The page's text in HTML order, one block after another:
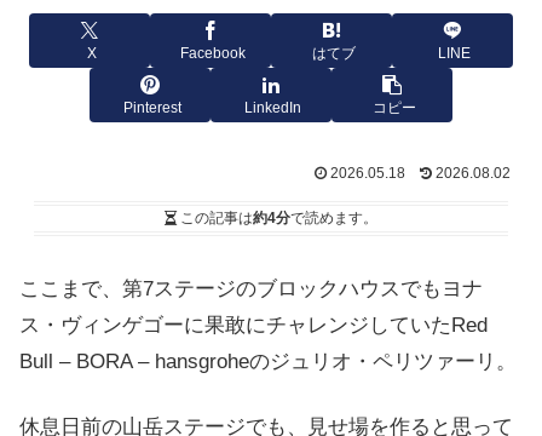
X Facebook はてブ LINE
Pinterest LinkedIn コピー
2026.05.18 2026.08.02
この記事は約4分で読めます。
ここまで、第7ステージのブロックハウスでもヨナ
ス・ヴィンゲゴーに果敢にチャレンジしていたRed
Bull – BORA – hansgroheのジュリオ・ペリツァーリ。
休息日前の山岳ステージでも、見せ場を作ると思って